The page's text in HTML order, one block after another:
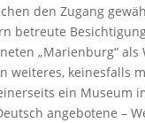
den Zugang
betreute
„Marienburg“
weiteres, keinesfalls
ein Museum
angebotene –